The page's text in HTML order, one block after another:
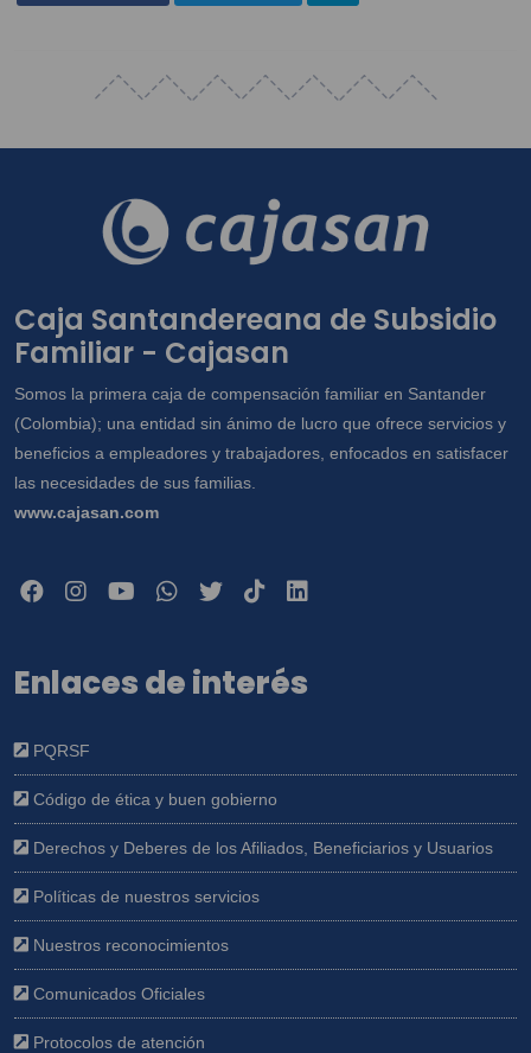
Caja Santandereana de Subsidio
Familiar - Cajasan
Somos la primera caja de compensación familiar en Santander
(Colombia); una entidad sin ánimo de lucro que ofrece servicios y
beneficios a empleadores y trabajadores, enfocados en satisfacer
las necesidades de sus familias.
www.cajasan.com
Enlaces de interés
PQRSF
Código de ética y buen gobierno
Derechos y Deberes de los Afiliados, Beneficiarios y Usuarios
Políticas de nuestros servicios
Nuestros reconocimientos
Comunicados Oficiales
Protocolos de atención